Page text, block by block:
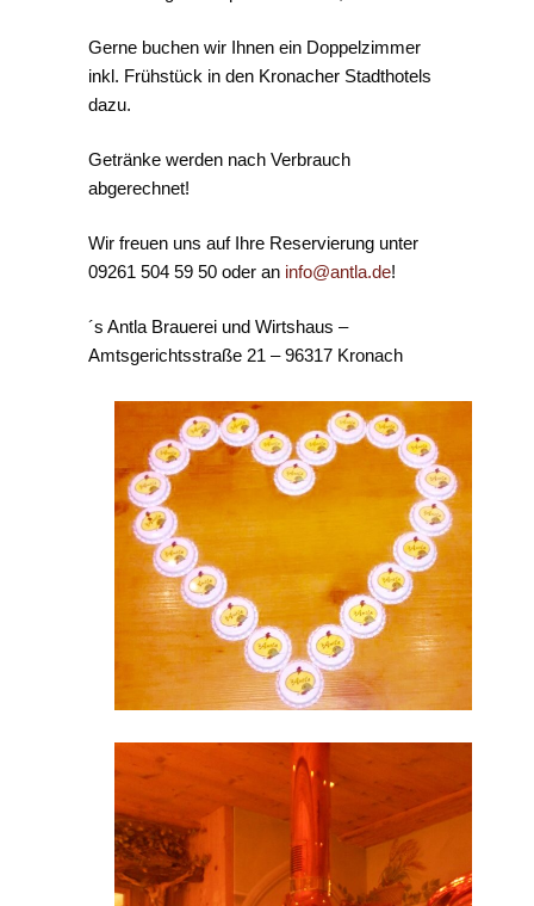
Gerne buchen wir Ihnen ein Doppelzimmer
inkl. Frühstück in den Kronacher Stadthotels
dazu.
Getränke werden nach Verbrauch
abgerechnet!
Wir freuen uns auf Ihre Reservierung unter
09261 504 59 50 oder an info@antla.de!
´s Antla Brauerei und Wirtshaus –
Amtsgerichtsstraße 21 – 96317 Kronach